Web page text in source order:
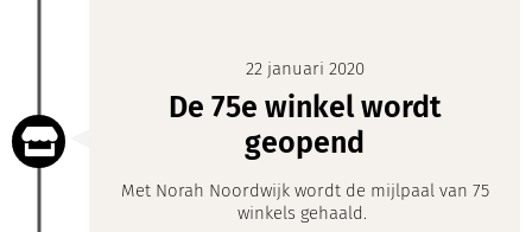
22 januari 2020
De 75e winkel wordt
geopend
Met Norah Noordwijk wordt de mijlpaal van 75
winkels gehaald.